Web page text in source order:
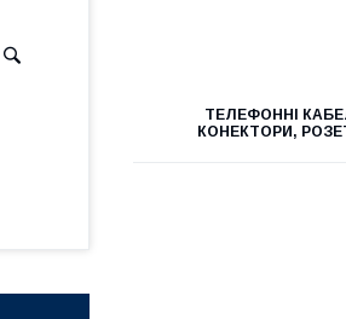
ТЕЛЕФОННІ
КОНЕКТОРИ,